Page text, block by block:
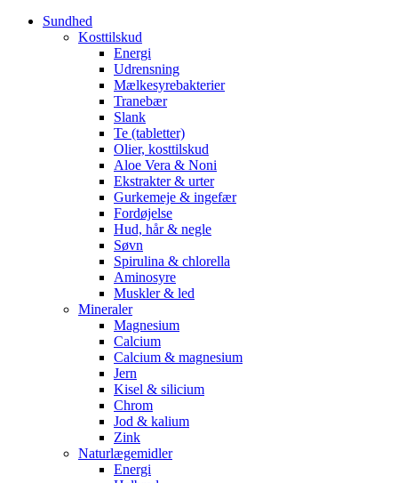
Sundhed
Kosttilskud
Energi
Udrensning
Mælkesyrebakterier
Tranebær
Slank
Te (tabletter)
Olier, kosttilskud
Aloe Vera & Noni
Ekstrakter & urter
Gurkemeje & ingefær
Fordøjelse
Hud, hår & negle
Søvn
Spirulina & chlorella
Aminosyre
Muskler & led
Mineraler
Magnesium
Calcium
Calcium & magnesium
Jern
Kisel & silicium
Chrom
Jod & kalium
Zink
Naturlægemidler
Energi